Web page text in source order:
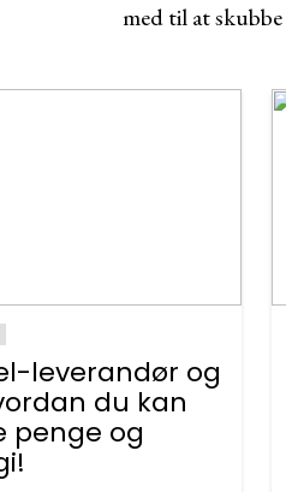
med til at
leverandør og
du kan
penge og